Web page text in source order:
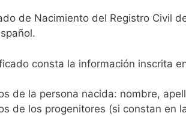
de Nacimiento del Registro Civil
consta la información inscrita
de la persona nacida: nombre,
de los progenitores (si constan en